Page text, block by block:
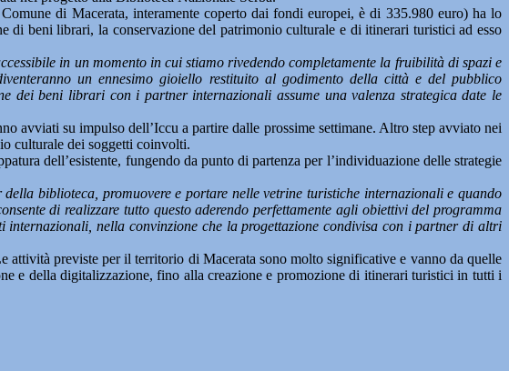
di Macerata, interamente coperto dai fondi europei, è di 335.980 euro) ha lo
di beni librari, la conservazione del patrimonio culturale e di itinerari turistici ad esso
in un momento in cui stiamo rivedendo completamente la fruibilità di spazi e
un ennesimo gioiello restituito al godimento della città e del pubblico
dei beni librari con i partner internazionali assume una valenza strategica date le
avviati su impulso dell’Iccu a partire dalle prossime settimane. Altro step avviato nei
culturale dei soggetti coinvolti.
dell’esistente, fungendo da punto di partenza per l’individuazione delle strategie
biblioteca, promuovere e portare nelle vetrine turistiche internazionali e quando
di realizzare tutto questo aderendo perfettamente agli obiettivi del programma
nella convinzione che la progettazione condivisa con i partner di altri
previste per il territorio di Macerata sono molto significative e vanno da quelle
e della digitalizzazione, fino alla creazione e promozione di itinerari turistici in tutti i